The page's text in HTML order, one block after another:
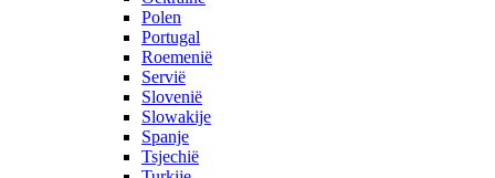
Polen
Portugal
Roemenië
Servië
Slovenië
Slowakije
Spanje
Tsjechië